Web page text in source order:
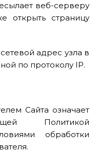
веб-серверу
открыть страницу
адрес узла в
по протоколу IP.
Сайта означает
Политикой
обработки